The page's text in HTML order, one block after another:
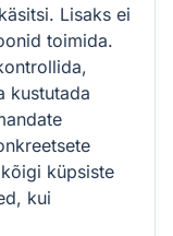
Lisaks ei
toimida.
kustutada
küpsiste
kui